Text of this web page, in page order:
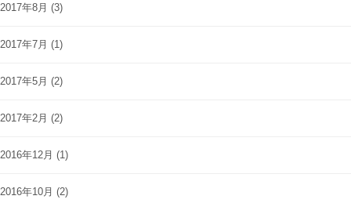
2017年8月 (3)
2017年7月 (1)
2017年5月 (2)
2017年2月 (2)
2016年12月 (1)
2016年10月 (2)